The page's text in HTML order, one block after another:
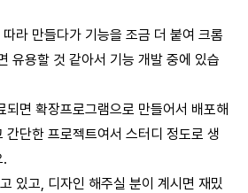
라 만들다가 기능을 조금 더 붙여 크롬
유용할 것 같아서 기능 개발 중에 있습
되면 확장프로그램으로 만들어서 배포해
간단한 프로젝트여서 스터디 정도로 생
.
있고, 디자인 해주실 분이 계시면 재밌